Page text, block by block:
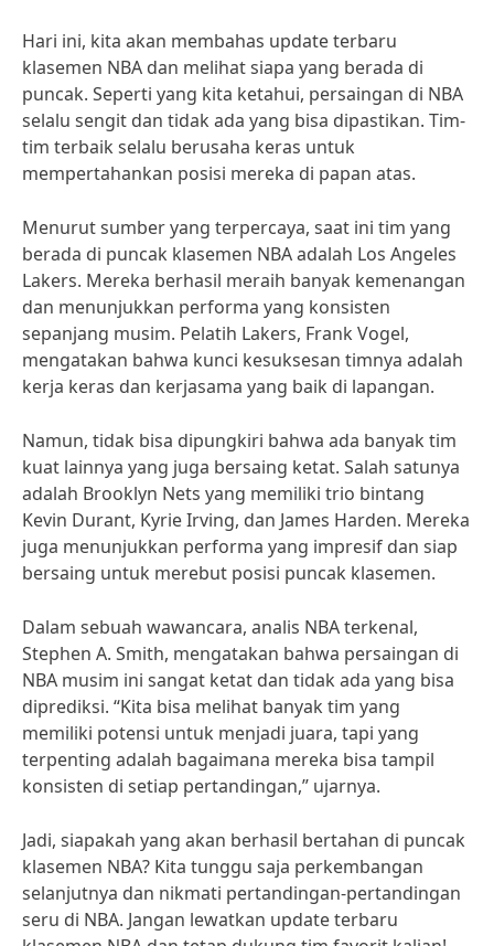
Hari ini, kita akan membahas update terbaru
klasemen NBA dan melihat siapa yang berada di
puncak. Seperti yang kita ketahui, persaingan di NBA
selalu sengit dan tidak ada yang bisa dipastikan. Tim-
tim terbaik selalu berusaha keras untuk
mempertahankan posisi mereka di papan atas.
Menurut sumber yang terpercaya, saat ini tim yang
berada di puncak klasemen NBA adalah Los Angeles
Lakers. Mereka berhasil meraih banyak kemenangan
dan menunjukkan performa yang konsisten
sepanjang musim. Pelatih Lakers, Frank Vogel,
mengatakan bahwa kunci kesuksesan timnya adalah
kerja keras dan kerjasama yang baik di lapangan.
Namun, tidak bisa dipungkiri bahwa ada banyak tim
kuat lainnya yang juga bersaing ketat. Salah satunya
adalah Brooklyn Nets yang memiliki trio bintang
Kevin Durant, Kyrie Irving, dan James Harden. Mereka
juga menunjukkan performa yang impresif dan siap
bersaing untuk merebut posisi puncak klasemen.
Dalam sebuah wawancara, analis NBA terkenal,
Stephen A. Smith, mengatakan bahwa persaingan di
NBA musim ini sangat ketat dan tidak ada yang bisa
diprediksi. “Kita bisa melihat banyak tim yang
memiliki potensi untuk menjadi juara, tapi yang
terpenting adalah bagaimana mereka bisa tampil
konsisten di setiap pertandingan,” ujarnya.
Jadi, siapakah yang akan berhasil bertahan di puncak
klasemen NBA? Kita tunggu saja perkembangan
selanjutnya dan nikmati pertandingan-pertandingan
seru di NBA. Jangan lewatkan update terbaru